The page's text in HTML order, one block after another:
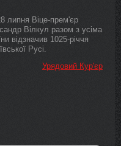
липня Віце-прем'єр
Вілкул разом з усіма
відзначив 1025-річчя
Русі.
Урядовий Кур'єр